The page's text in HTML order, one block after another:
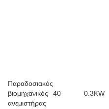
Παραδοσιακός
βιομηχανικός
ανεμιστήρας
40 0.3KW